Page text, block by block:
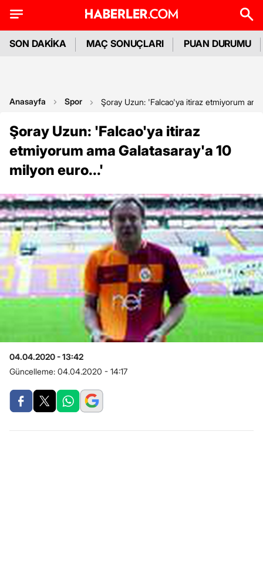
SON DAKİKA MAÇ SONUÇLARI PUAN DURUMU
Anasayfa Spor Şoray Uzun: 'Falcao'ya itiraz etmiyorum
Şoray Uzun: 'Falcao'ya itiraz
etmiyorum ama Galatasaray'a 10
milyon euro...'
04.04.2020 - 13:42
Güncelleme: 04.04.2020 - 14:17